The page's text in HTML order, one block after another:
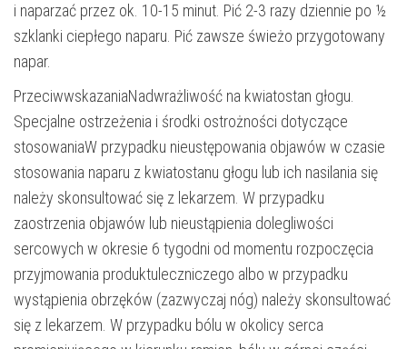
i naparzać przez ok. 10-15 minut. Pić 2-3 razy dziennie po ½
szklanki ciepłego naparu. Pić zawsze świeżo przygotowany
napar.
PrzeciwwskazaniaNadwrażliwość na kwiatostan głogu.
Specjalne ostrzeżenia i środki ostrożności dotyczące
stosowaniaW przypadku nieustępowania objawów w czasie
stosowania naparu z kwiatostanu głogu lub ich nasilania się
należy skonsultować się z lekarzem. W przypadku
zaostrzenia objawów lub nieustąpienia dolegliwości
sercowych w okresie 6 tygodni od momentu rozpoczęcia
przyjmowania produktuleczniczego albo w przypadku
wystąpienia obrzęków (zazwyczaj nóg) należy skonsultować
się z lekarzem. W przypadku bólu w okolicy serca